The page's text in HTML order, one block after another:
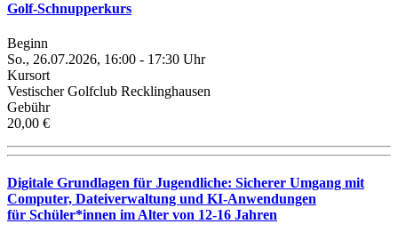
Golf-Schnupperkurs
Beginn
So., 26.07.2026, 16:00 - 17:30 Uhr
Kursort
Vestischer Golfclub Recklinghausen
Gebühr
20,00 €
Digitale Grundlagen für Jugendliche: Sicherer Umgang mit
Computer, Dateiverwaltung und KI-Anwendungen
für Schüler*innen im Alter von 12-16 Jahren